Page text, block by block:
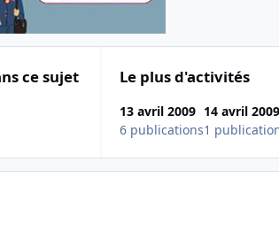
ce sujet Le plus d'activités
13 avril 2009
6 publications
14 avril
1